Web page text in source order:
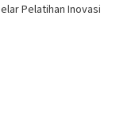
Pelatihan Inovasi